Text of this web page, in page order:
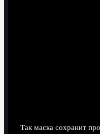
Так маска сохранит